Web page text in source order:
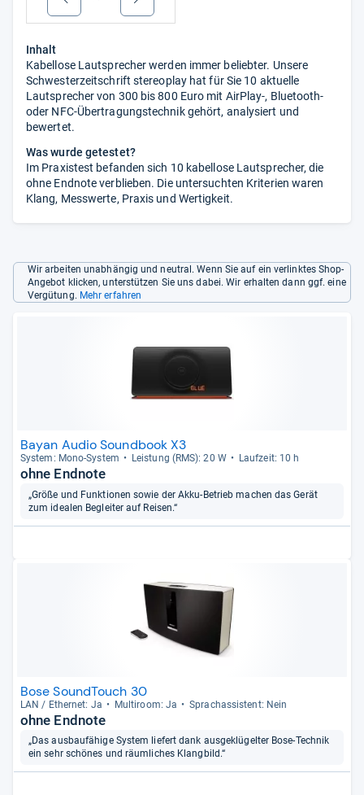
Inhalt
Kabellose Lautsprecher werden immer beliebter. Unsere
Schwesterzeitschrift stereoplay hat für Sie 10 aktuelle
Lautsprecher von 300 bis 800 Euro mit AirPlay-, Bluetooth-
oder NFC-Übertragungstechnik gehört, analysiert und
bewertet.
Was wurde getestet?
Im Praxistest befanden sich 10 kabellose Lautsprecher, die
ohne Endnote verblieben. Die untersuchten Kriterien waren
Klang, Messwerte, Praxis und Wertigkeit.
Wir arbeiten unabhängig und neutral. Wenn Sie auf ein verlinktes Shop-
Angebot klicken, unterstützen Sie uns dabei. Wir erhalten dann ggf. eine
Vergütung. Mehr erfahren
Bayan Audio Soundbook X3
Sys­tem: Mono-​Sys­tem Leis­tung (RMS): 20 W Lauf­zeit: 10 h
ohne Endnote
„Größe und Funktionen sowie der Akku-Betrieb machen das Gerät
zum idealen Begleiter auf Reisen.“
Bose SoundTouch 30
LAN / Ether­net: Ja Mul­ti­room: Ja Sprachas­sis­tent: Nein
ohne Endnote
„Das ausbaufähige System liefert dank ausgeklügelter Bose-Technik
ein sehr schönes und räumliches Klangbild.“